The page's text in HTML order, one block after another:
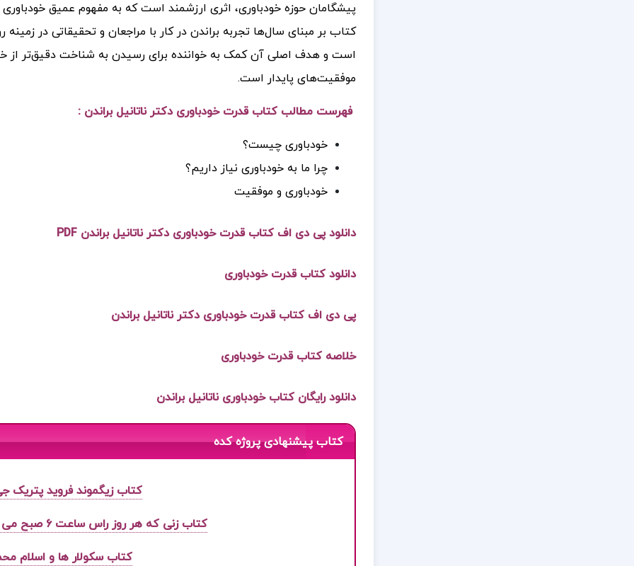
پیشگامان حوزه خودباوری، اثری ارزشمند است که به مفهوم عمیق
کتاب بر مبنای سال‌ها تجربه براندن در کار با مراجعان و تحقیقاتی در
است و هدف اصلی آن کمک به خواننده برای رسیدن به شناخت دقیق‌تر از
موفقیت‌های پایدار است.
فهرست مطالب کتابقدرت خودباوری دکتر ناتانیل براندن :
خودباوری چیست؟
چرا ما به خودباوری نیاز داریم؟
خودباوری و موفقیت
دانلود پی دی اف کتاب قدرت خودباوری دکتر ناتانیل براندن PDF
دانلود کتاب قدرت خودباوری
پی دی اف کتاب قدرت خودباوری دکتر ناتانیل براندن
خلاصه کتاب قدرت خودباوری
دانلود رایگان کتاب خودباوری ناتانیل براندن
کتاب پیشنهادی پروژه کده
کتاب زیگموند فروید پتریک
کتاب زنی که هر روز راس ساعت ۶ صبح می آمد گابریل گارسیا مارکز
کتاب سکولار ها و اسلام